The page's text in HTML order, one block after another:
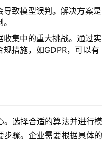
导致模型误判。解决方案是
收集中的重大挑战。通过实
措施，如GDPR，可以有
选择合适的算法并进行模
骤。企业需要根据具体的